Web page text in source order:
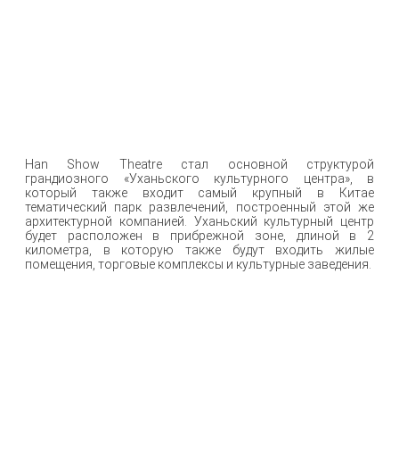
Han Show Theatre стал основной структурой
грандиозного «Уханьского культурного центра», в
который также входит самый крупный в Китае
тематический парк развлечений, построенный этой же
архитектурной компанией. Уханьский культурный центр
будет расположен в прибрежной зоне, длиной в 2
километра, в которую также будут входить жилые
помещения, торговые комплексы и культурные заведения.